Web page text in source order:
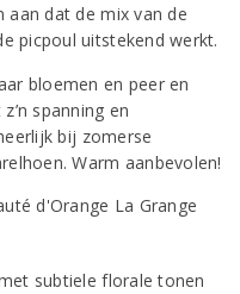
aan dat de mix van de
picpoul uitstekend werkt.
bloemen en peer en
spanning en
bij zomerse
Warm aanbevolen!
subtiele florale tonen